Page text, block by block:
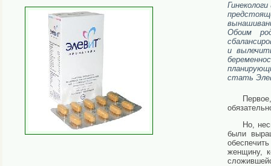
Обоим
и
стать
Но,
были
женщину,